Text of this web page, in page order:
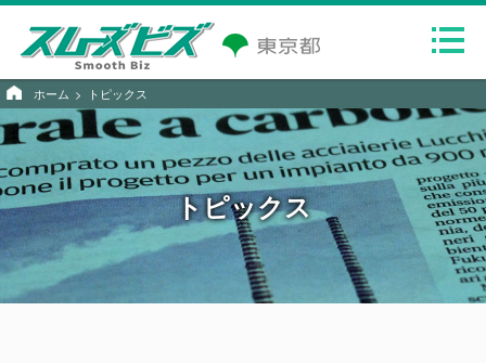
ホーム トピックス
トピックス